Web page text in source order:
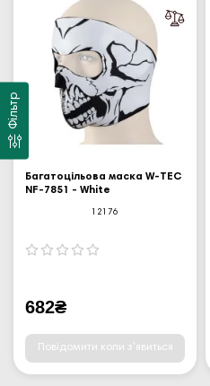
Фільтр
Багатоцільова маска W-TEC
NF-7851 - White
12176
682₴
Повідомити коли з'явиться